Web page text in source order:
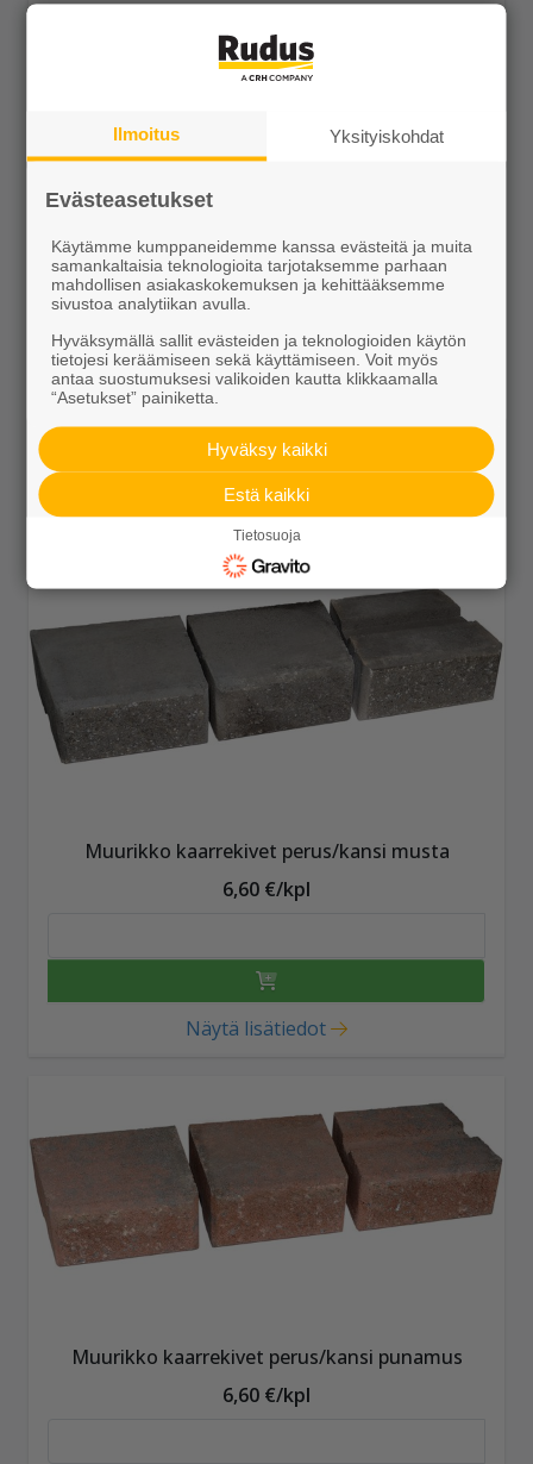
Muurikko kaarrekivet perus/kansi harmaa
5,65 €/kpl
Näytä lisätiedot
Muurikko kaarrekivet perus/kansi musta
6,60 €/kpl
Näytä lisätiedot
Muurikko kaarrekivet perus/kansi punamus
6,60 €/kpl
Ilmoitus Yksityiskohdat
Evästeasetukset
Käytämme kumppaneidemme kanssa evästeitä ja muita
samankaltaisia teknologioita tarjotaksemme parhaan
mahdollisen asiakaskokemuksen ja kehittääksemme
sivustoa analytiikan avulla.
Hyväksymällä sallit evästeiden ja teknologioiden käytön
tietojesi keräämiseen sekä käyttämiseen. Voit myös
antaa suostumuksesi valikoiden kautta klikkaamalla
“Asetukset” painiketta.
Hyväksy kaikki
Estä kaikki
Tietosuoja